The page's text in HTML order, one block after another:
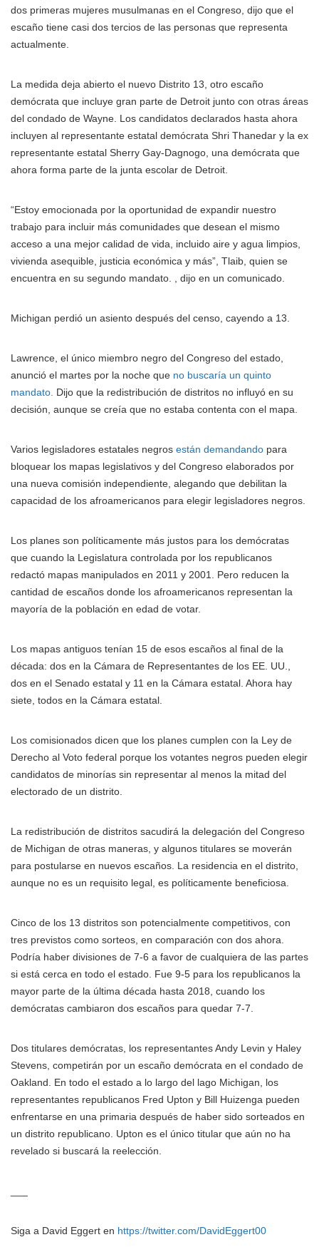
dos primeras mujeres musulmanas en el Congreso, dijo que el
escaño tiene casi dos tercios de las personas que representa
actualmente.
La medida deja abierto el nuevo Distrito 13, otro escaño
demócrata que incluye gran parte de Detroit junto con otras áreas
del condado de Wayne. Los candidatos declarados hasta ahora
incluyen al representante estatal demócrata Shri Thanedar y la ex
representante estatal Sherry Gay-Dagnogo, una demócrata que
ahora forma parte de la junta escolar de Detroit.
“Estoy emocionada por la oportunidad de expandir nuestro
trabajo para incluir más comunidades que desean el mismo
acceso a una mejor calidad de vida, incluido aire y agua limpios,
vivienda asequible, justicia económica y más”, Tlaib, quien se
encuentra en su segundo mandato. , dijo en un comunicado.
Michigan perdió un asiento después del censo, cayendo a 13.
Lawrence, el único miembro negro del Congreso del estado,
anunció el martes por la noche que no buscaría un quinto
mandato. Dijo que la redistribución de distritos no influyó en su
decisión, aunque se creía que no estaba contenta con el mapa.
Varios legisladores estatales negros están demandando para
bloquear los mapas legislativos y del Congreso elaborados por
una nueva comisión independiente, alegando que debilitan la
capacidad de los afroamericanos para elegir legisladores negros.
Los planes son políticamente más justos para los demócratas
que cuando la Legislatura controlada por los republicanos
redactó mapas manipulados en 2011 y 2001. Pero reducen la
cantidad de escaños donde los afroamericanos representan la
mayoría de la población en edad de votar.
Los mapas antiguos tenían 15 de esos escaños al final de la
década: dos en la Cámara de Representantes de los EE. UU.,
dos en el Senado estatal y 11 en la Cámara estatal. Ahora hay
siete, todos en la Cámara estatal.
Los comisionados dicen que los planes cumplen con la Ley de
Derecho al Voto federal porque los votantes negros pueden elegir
candidatos de minorías sin representar al menos la mitad del
electorado de un distrito.
La redistribución de distritos sacudirá la delegación del Congreso
de Michigan de otras maneras, y algunos titulares se moverán
para postularse en nuevos escaños. La residencia en el distrito,
aunque no es un requisito legal, es políticamente beneficiosa.
Cinco de los 13 distritos son potencialmente competitivos, con
tres previstos como sorteos, en comparación con dos ahora.
Podría haber divisiones de 7-6 a favor de cualquiera de las partes
si está cerca en todo el estado. Fue 9-5 para los republicanos la
mayor parte de la última década hasta 2018, cuando los
demócratas cambiaron dos escaños para quedar 7-7.
Dos titulares demócratas, los representantes Andy Levin y Haley
Stevens, competirán por un escaño demócrata en el condado de
Oakland. En todo el estado a lo largo del lago Michigan, los
representantes republicanos Fred Upton y Bill Huizenga pueden
enfrentarse en una primaria después de haber sido sorteados en
un distrito republicano. Upton es el único titular que aún no ha
revelado si buscará la reelección.
Siga a David Eggert en https://twitter.com/DavidEggert00